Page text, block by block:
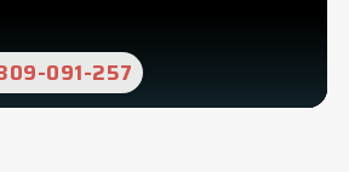
091-257